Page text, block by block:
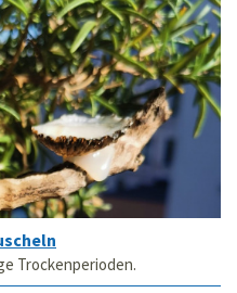
Trockenperioden.